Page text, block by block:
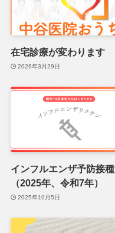
在宅診療が変わります
2026年3月29日
インフルエンザ予防接種
（2025年、令和7年）
2025年10月5日